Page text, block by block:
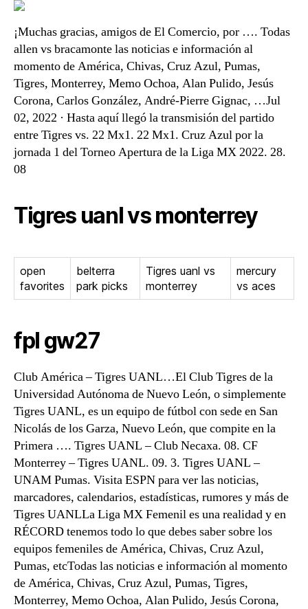
¡Muchas gracias, amigos de El Comercio, por …. Todas
allen vs bracamonte las noticias e información al
momento de América, Chivas, Cruz Azul, Pumas,
Tigres, Monterrey, Memo Ochoa, Alan Pulido, Jesús
Corona, Carlos González, André-Pierre Gignac, …Jul
02, 2022 · Hasta aquí llegó la transmisión del partido
entre Tigres vs. 22 Mx1. 22 Mx1. Cruz Azul por la
jornada 1 del Torneo Apertura de la Liga MX 2022. 28.
08
Tigres uanl vs monterrey
open
favorites
belterra
park picks
Tigres uanl vs
monterrey
mercury
vs aces
fpl gw27
Club América – Tigres UANL…El Club Tigres de la
Universidad Autónoma de Nuevo León, o simplemente
Tigres UANL, es un equipo de fútbol con sede en San
Nicolás de los Garza, Nuevo León, que compite en la
Primera …. Tigres UANL – Club Necaxa. 08. CF
Monterrey – Tigres UANL. 09. 3. Tigres UANL –
UNAM Pumas. Visita ESPN para ver las noticias,
marcadores, calendarios, estadísticas, rumores y más de
Tigres UANLLa Liga MX Femenil es una realidad y en
RÉCORD tenemos todo lo que debes saber sobre los
equipos femeniles de América, Chivas, Cruz Azul,
Pumas, etcTodas las noticias e información al momento
de América, Chivas, Cruz Azul, Pumas, Tigres,
Monterrey, Memo Ochoa, Alan Pulido, Jesús Corona,